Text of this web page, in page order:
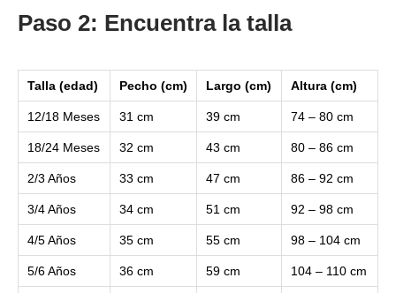
Paso 2: Encuentra la talla
Talla (edad) Pecho (cm) Largo (cm) Altura (cm)
12/18 Meses 31 cm 39 cm 74 – 80 cm
18/24 Meses 32 cm 43 cm 80 – 86 cm
2/3 Años 33 cm 47 cm 86 – 92 cm
3/4 Años 34 cm 51 cm 92 – 98 cm
4/5 Años 35 cm 55 cm 98 – 104 cm
5/6 Años 36 cm 59 cm 104 – 110 cm